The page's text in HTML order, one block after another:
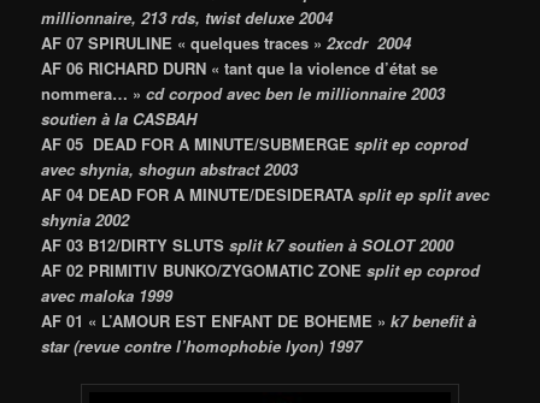
millionnaire, 213 rds, twist deluxe 2004
AF 07SPIRULINE « quelques traces »2xcdr 2004
AF 06 RICHARD DURN « tant que la violence d’état se
nommera… » cd corpod avec ben le millionnaire 2003
soutien à la CASBAH
AF 05 DEAD FOR A MINUTE/SUBMERGEsplit ep coprod
avec shynia, shogun abstract 2003
AF 04 DEAD FOR A MINUTE/DESIDERATAsplit ep split avec
shynia 2002
AF 03 B12/DIRTY SLUTSsplit k7 soutien à SOLOT 2000
AF 02 PRIMITIV BUNKO/ZYGOMATIC ZONEsplit ep coprod
avec maloka 1999
AF 01 « L’AMOUR EST ENFANT DE BOHEME »k7 benefit à
star (revue contre l’homophobie lyon) 1997